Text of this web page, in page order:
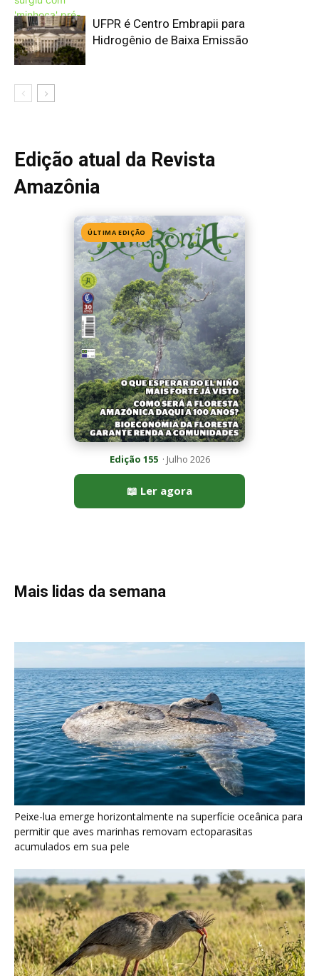
Edição 155· Julho 2026
📖 Ler agora
Mais lidas da semana
Peixe-lua emerge horizontalmente na superfície oceânica para
permitir que aves marinhas removam ectoparasitas
Seriema utiliza pernas longas e arremessa serpentes contra
rochas para subjugar presas peçonhentas nos campos